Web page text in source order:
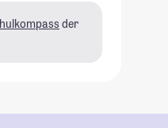
der